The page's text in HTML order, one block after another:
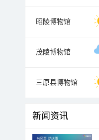
昭陵博物馆
茂陵博物馆
三原县博物馆
新闻资讯